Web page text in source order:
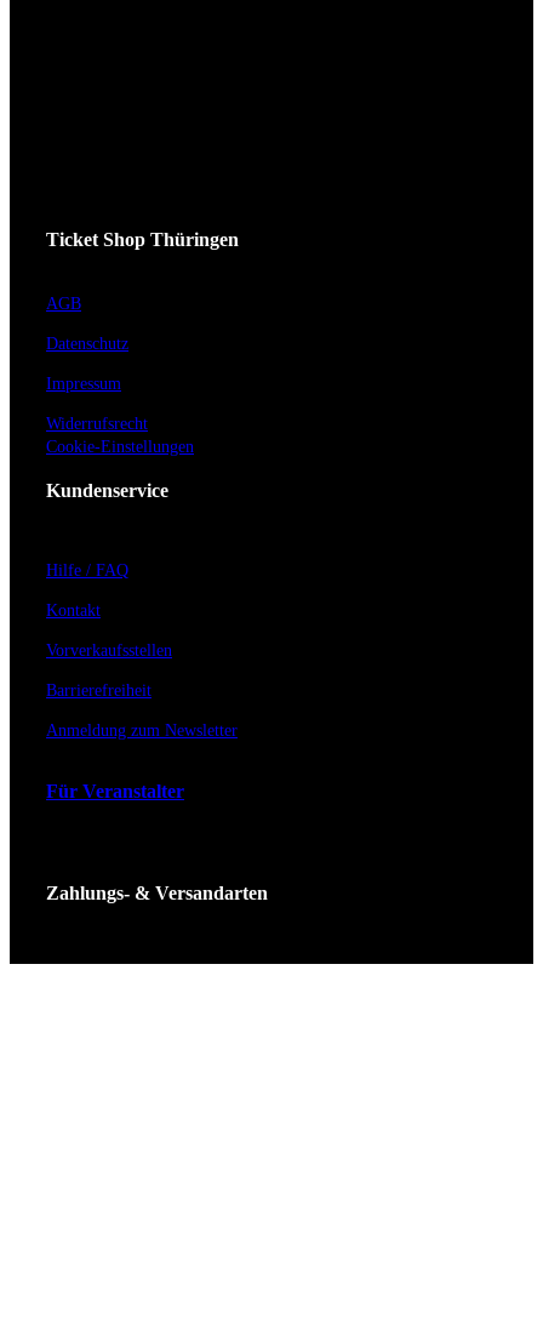
Ticket Shop Thüringen
AGB
Datenschutz
Impressum
Widerrufsrecht
Cookie-Einstellungen
Kundenservice
Hilfe / FAQ
Kontakt
Vorverkaufsstellen
Barrierefreiheit
Anmeldung zum Newsletter
Für Veranstalter
Zahlungs- & Versandarten